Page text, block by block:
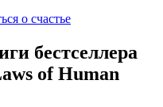
о счастье
бестселлера
of Human